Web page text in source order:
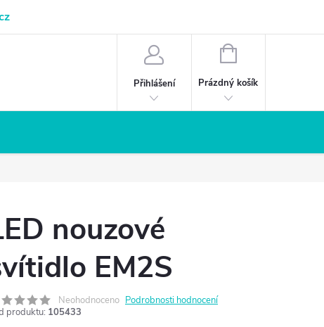
Přihlášení
NÁKUPNÍ
Prázdný košík
nouzové
EM2S
Neohodnoceno Podrobnosti hodnocení
produktu: 105433